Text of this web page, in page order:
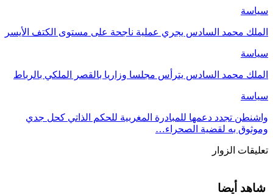
سياسة
الملك محمد السادس يجري عملية ناجحة على مستوى الكتف الأيسر
سياسة
الملك محمد السادس يترأس مجلسا وزاريا بالقصر الملكي بالرباط
سياسة
واشنطن تجدد دعمها للمبادرة المغربية للحكم الذاتي كحل جدي
وموثوق به لقضية الصحراء…
تعليقات الزوار
شاهد أيضا